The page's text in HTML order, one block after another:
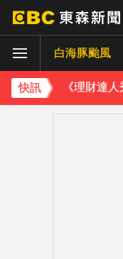
白海豚颱風
快訊
下載東森